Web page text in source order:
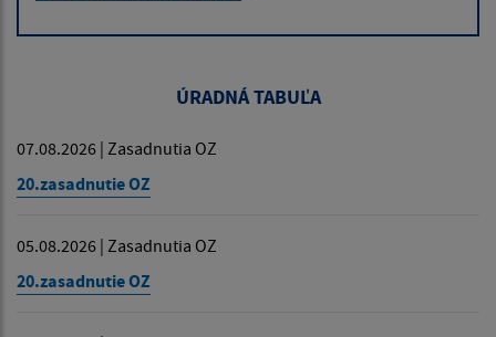
ÚRADNÁ TABUĽA
07.08.2026 | Zasadnutia OZ
20.zasadnutie OZ
05.08.2026 | Zasadnutia OZ
20.zasadnutie OZ